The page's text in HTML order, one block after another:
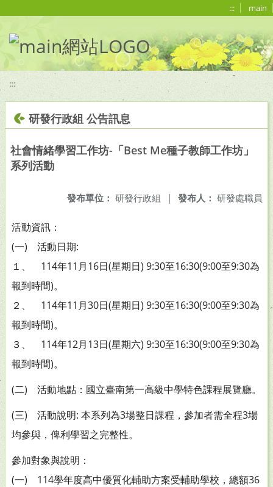
::: main
:::
研發行政組 公告訊息
社會情緒學習工作坊-「Best Me種子教師工作坊」
系列活動
發布人： 研發處職員
發布單位： 研發行政組 |
活動資訊：
(一) 活動日期:
１、 114年11月16日(星期日) 9:30至16:30(9:00至9:30為
報到時間)。
２、 114年11月30日(星期日) 9:30至16:30(9:00至9:30為
報到時間)。
３、 114年12月13日(星期六) 9:30至16:30(9:00至9:30為
報到時間)。
(二) 活動地點：國立臺南第一高級中學特色課程展覽廳。
(三) 活動說明: 本系列為3場整日課程，參加者需全程3場
均參與，俾利學習之完整性。
參加對象與說明：
(一) 114學年度高中優質化輔助方案受輔助學校，總額36